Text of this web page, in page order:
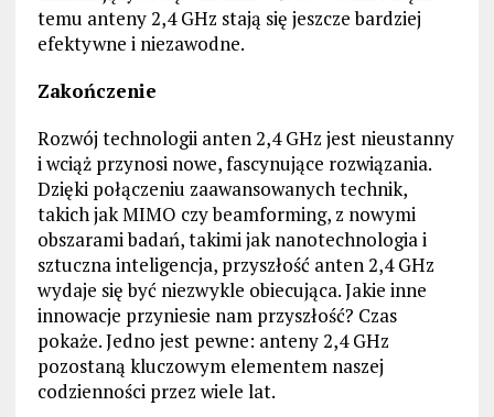
temu anteny 2,4 GHz stają się jeszcze bardziej
efektywne i niezawodne.
Zakończenie
Rozwój technologii anten 2,4 GHz jest nieustanny
i wciąż przynosi nowe, fascynujące rozwiązania.
Dzięki połączeniu zaawansowanych technik,
takich jak MIMO czy beamforming, z nowymi
obszarami badań, takimi jak nanotechnologia i
sztuczna inteligencja, przyszłość anten 2,4 GHz
wydaje się być niezwykle obiecująca. Jakie inne
innowacje przyniesie nam przyszłość? Czas
pokaże. Jedno jest pewne: anteny 2,4 GHz
pozostaną kluczowym elementem naszej
codzienności przez wiele lat.